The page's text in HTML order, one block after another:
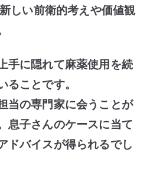
しい前衛的考えや価値観
手に隠れて麻薬使用を続
ることです。
当の専門家に会うことが
息子さんのケースに当て
ドバイスが得られるでし